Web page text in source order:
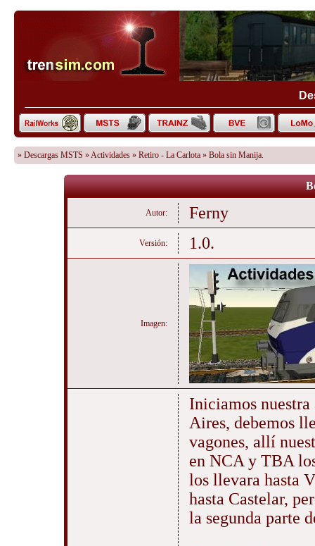
» Descargas MSTS »Actividades » Retiro - La Carlota » Bola sin Manija.
Autor: Ferny
Versión: 1.0.
Imagen:
Iniciamos nuestra
Aires, debemos
vagones, allí
en NCA y TBA
los llevara hasta
hasta Castelar,
la segunda parte